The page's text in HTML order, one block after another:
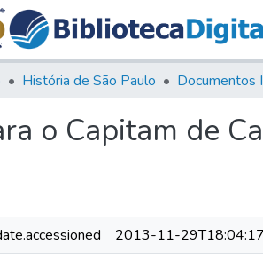
História de São Paulo Documentos
o Capitam de
2013-11-